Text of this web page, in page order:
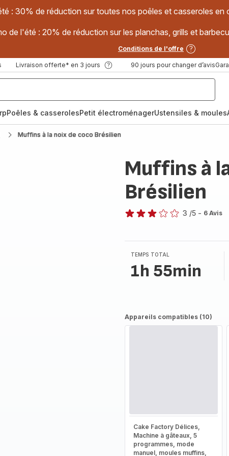
: 30% de réduction sur toutes nos poêles et casseroles en
de l'été : 20% de réduction sur les planchas, grills et
Conditions de l'offre
Livraison offerte* en 3 jours 90 jours pour changer d’avis
Poêles & casserolesPetit électroménagerUstensiles & moules
Muffins à la noix de coco Brésilien
Muffins à
Brésilien
étoiles
(moyenne)
3 /5 - 6 Avis
TEMPS TOTAL
1h 55min
Appareils compatibles (10)
Cake Factory Délices,
Machine à gâteaux, 5
programmes, mode
manuel, moules muffins,